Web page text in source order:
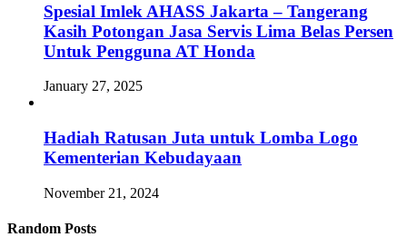
Spesial Imlek AHASS Jakarta – Tangerang
Kasih Potongan Jasa Servis Lima Belas Persen
Untuk Pengguna AT Honda
January 27, 2025
Hadiah Ratusan Juta untuk Lomba Logo
Kementerian Kebudayaan
November 21, 2024
Random Posts